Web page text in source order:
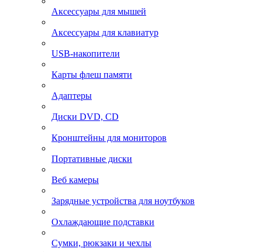
Аксессуары для мышей
Аксессуары для клавиатур
USB-накопители
Карты флеш памяти
Адаптеры
Диски DVD, CD
Кронштейны для мониторов
Портативные диски
Веб камеры
Зарядные устройства для ноутбуков
Охлаждающие подставки
Сумки, рюкзаки и чехлы